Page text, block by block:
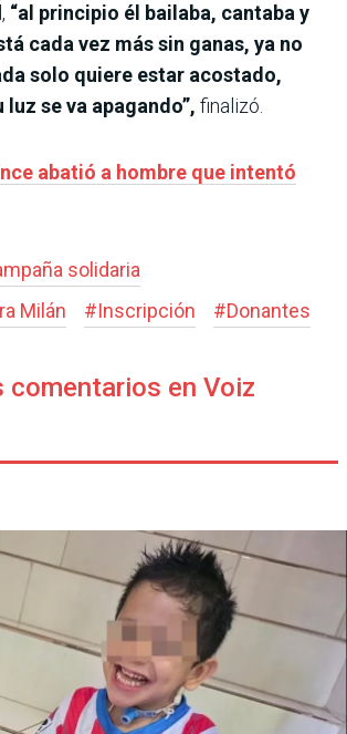
“al principio él bailaba, cantaba y
cada vez más sin ganas, ya no
solo quiere estar acostado,
se va apagando”, finalizó.
abatió a hombre que intentó
solidaria
Milán #Inscripción #Donantes
comentarios en Voiz